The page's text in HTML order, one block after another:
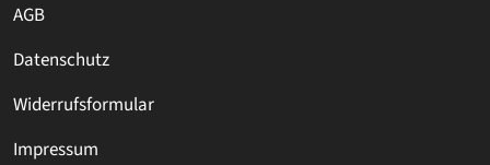
AGB
Datenschutz
Widerrufsformular
Impressum